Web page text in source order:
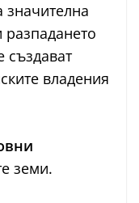
значителна
разпадането
създават
владения
земи.